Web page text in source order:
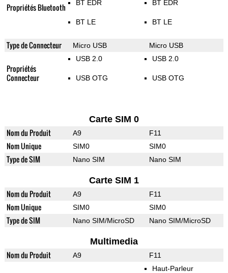
Propriétés Bluetooth BT EDR
BT LE
BT EDR
BT LE
Type de Connecteur Micro USB Micro USB
Propriétés
Connecteur
USB 2.0
USB OTG
USB 2.0
USB OTG
Carte SIM 0
Nom du Produit A9 F11
Nom Unique SIM0 SIM0
Type de SIM Nano SIM Nano SIM
Carte SIM 1
Nom du Produit A9 F11
Nom Unique SIM0 SIM0
Type de SIM Nano SIM/MicroSD Nano SIM/MicroSD
Multimedia
Nom du Produit A9 F11
Haut-Parleur